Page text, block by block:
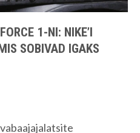
1-NI: NIKE’I
SOBIVAD IGAKS